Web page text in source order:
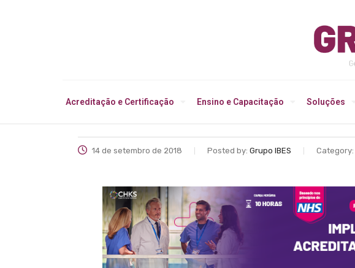
Acreditação e Certificação Ensino e Capacitação Soluções
14 de setembro de 2018 Posted by: Grupo IBES Category: